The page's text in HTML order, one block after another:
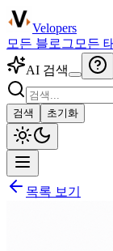
Velopers
모든 블로그 모든
AI 검색
검색 초기화
목록 보기